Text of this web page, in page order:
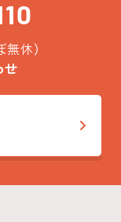
休）
せ